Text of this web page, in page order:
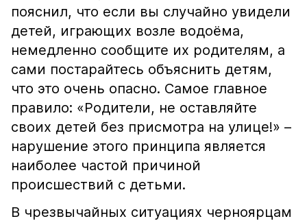
пояснил, что если вы случайно увидели
детей, играющих возле водоёма,
немедленно сообщите их родителям, а
сами постарайтесь объяснить детям,
что это очень опасно. Самое главное
правило: «Родители, не оставляйте
своих детей без присмотра на улице!» –
нарушение этого принципа является
наиболее частой причиной
происшествий с детьми.
В чрезвычайных ситуациях черноярцам